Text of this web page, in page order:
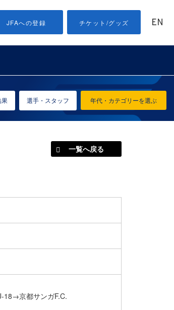
JFAへの登録 チケット/グッズ EN
年代・カテゴリーを選ぶ
果 選手・スタッフ
一覧へ戻る
18→京都サンガF.C.